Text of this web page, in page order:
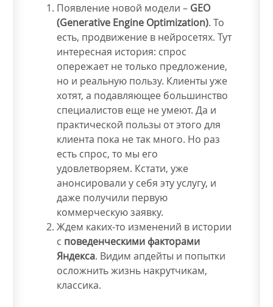
Появление новой модели – GEO
(Generative Engine Optimization). То
есть, продвижение в нейросетях. Тут
интересная история: спрос
опережает не только предложение,
но и реальную пользу. Клиенты уже
хотят, а подавляющее большинство
специалистов еще не умеют. Да и
практической пользы от этого для
клиента пока не так много. Но раз
есть спрос, то мы его
удовлетворяем. Кстати, уже
анонсировали у себя эту услугу, и
даже получили первую
коммерческую заявку.
Ждем каких-то изменений в истории
с поведенческими факторами
Яндекса. Видим апдейты и попытки
осложнить жизнь накрутчикам,
классика.